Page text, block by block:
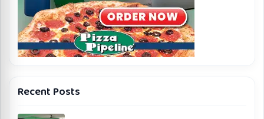
Recent Posts